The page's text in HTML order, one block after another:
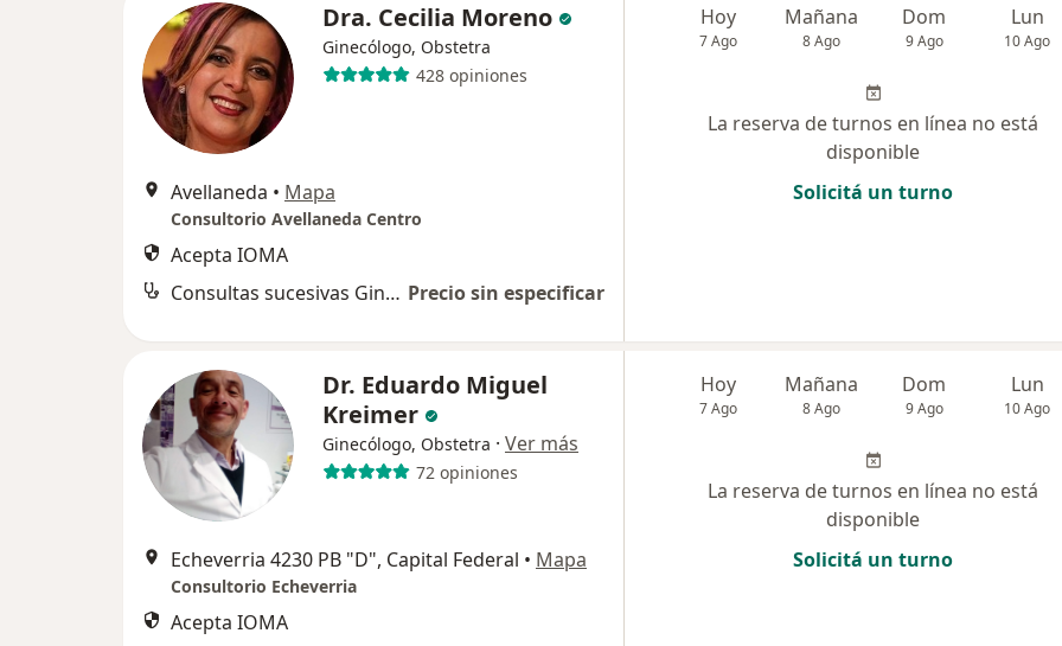
Dra. Cecilia Moreno
Ginecólogo, Obstetra
428 opiniones
Avellaneda • Mapa
Consultorio Avellaneda Centro
Acepta IOMA
Consultas sucesivas Ginecología Precio sin especificar
Hoy
7 Ago
Mañana
8 Ago
Dom
9 Ago
Lun
10 Ago
La reserva de turnos en línea no está
disponible
Solicitá un turno
Dr. Eduardo Miguel
Kreimer
Ginecólogo, Obstetra · Ver más
72 opiniones
Echeverria 4230 PB "D", Capital Federal • Mapa
Consultorio Echeverria
Acepta IOMA
Hoy
7 Ago
Mañana
8 Ago
Dom
9 Ago
Lun
10 Ago
La reserva de turnos en línea no está
disponible
Solicitá un turno